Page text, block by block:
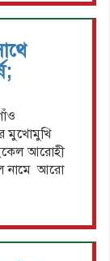
মুখোমুখি
আরোহী
নামে আরো